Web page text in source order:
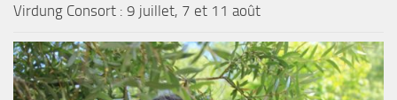
Virdung Consort : 9 juillet, 7 et 11 août